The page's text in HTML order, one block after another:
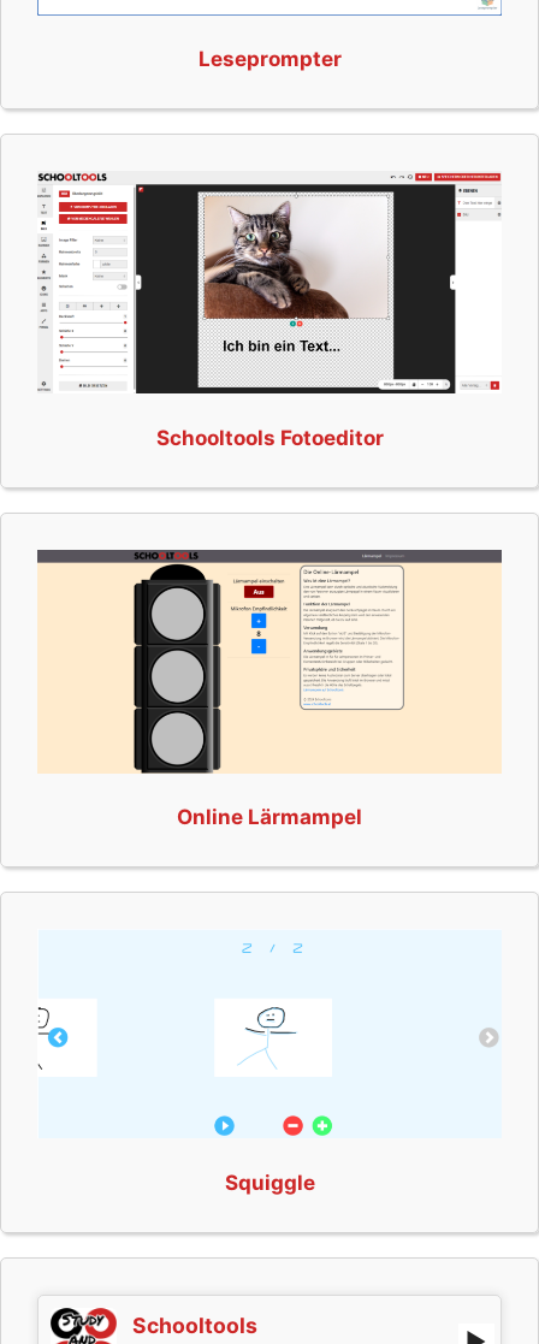
Leseprompter
Schooltools Fotoeditor
Online Lärmampel
Squiggle
Schooltools